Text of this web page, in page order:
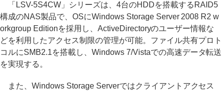
「LSV-5S4CW」シリーズは、4台のHDDを搭載するRAID5
構成のNAS製品で、OSにWindows Storage Server 2008 R2 w
orkgroup Editionを採用し、ActiveDirectoryのユーザー情報な
どを利用したアクセス制限の管理が可能。ファイル共有プロト
コルにSMB2.1を搭載し、Windows 7/Vistaでの高速データ転送
を実現する。
また、Windows Storage Serverではクライアントアクセス